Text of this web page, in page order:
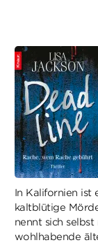
In Kalifornien ist
kaltblütige
nennt sich selbst
wohlhabende